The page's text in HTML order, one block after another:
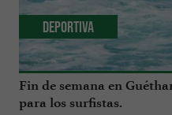
Fin de semana en
para los surfistas.
Deportiva